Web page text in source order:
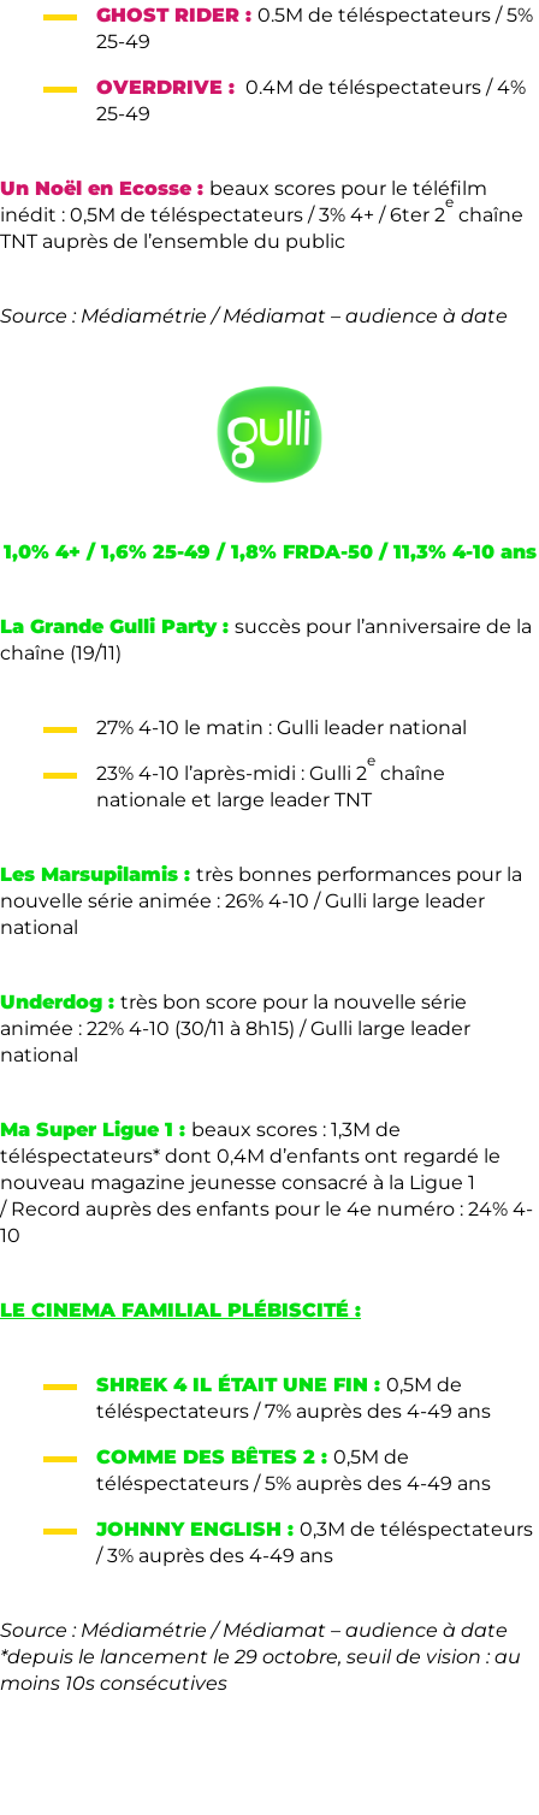
GHOST RIDER : 0.5M de téléspectateurs / 5%
25-49
OVERDRIVE : 0.4M de téléspectateurs / 4%
25-49
Un Noël en Ecosse : beaux scores pour le téléfilm
inédit : 0,5M de téléspectateurs / 3% 4+ / 6ter 2
e
chaîne
TNT auprès de l’ensemble du public
Source : Médiamétrie / Médiamat – audience à date
1,0% 4+ / 1,6% 25-49 / 1,8% FRDA-50 / 11,3% 4-10 ans
La Grande Gulli Party : succès pour l’anniversaire de la
chaîne (19/11)
27% 4-10 le matin : Gulli leader national
23% 4-10 l’après-midi : Gulli 2
e
chaîne
nationale et large leader TNT
Les Marsupilamis : très bonnes performances pour la
nouvelle série animée : 26% 4-10 / Gulli large leader
national
Underdog : très bon score pour la nouvelle série
animée : 22% 4-10 (30/11 à 8h15) / Gulli large leader
national
Ma Super Ligue 1 : beaux scores : 1,3M de
téléspectateurs* dont 0,4M d’enfants ont regardé le
nouveau magazine jeunesse consacré à la Ligue 1
/ Record auprès des enfants pour le 4e numéro : 24% 4-
10
LE CINEMA FAMILIAL PLÉBISCITÉ :
SHREK 4 IL ÉTAIT UNE FIN : 0,5M de
téléspectateurs / 7% auprès des 4-49 ans
COMME DES BÊTES 2 : 0,5M de
téléspectateurs / 5% auprès des 4-49 ans
JOHNNY ENGLISH : 0,3M de téléspectateurs
/ 3% auprès des 4-49 ans
Source : Médiamétrie / Médiamat – audience à date
*depuis le lancement le 29 octobre, seuil de vision : au
moins 10s consécutives